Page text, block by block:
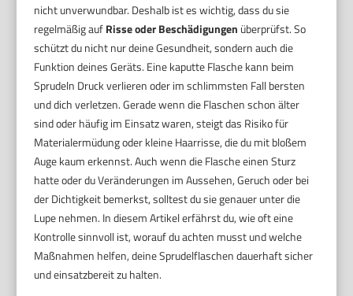
nicht unverwundbar. Deshalb ist es wichtig, dass du sie
regelmäßig aufRisse oder Beschädigungen überprüfst. So
schützt du nicht nur deine Gesundheit, sondern auch die
Funktion deines Geräts. Eine kaputte Flasche kann beim
Sprudeln Druck verlieren oder im schlimmsten Fall bersten
und dich verletzen. Gerade wenn die Flaschen schon älter
sind oder häufig im Einsatz waren, steigt das Risiko für
Materialermüdung oder kleine Haarrisse, die du mit bloßem
Auge kaum erkennst. Auch wenn die Flasche einen Sturz
hatte oder du Veränderungen im Aussehen, Geruch oder bei
der Dichtigkeit bemerkst, solltest du sie genauer unter die
Lupe nehmen. In diesem Artikel erfährst du, wie oft eine
Kontrolle sinnvoll ist, worauf du achten musst und welche
Maßnahmen helfen, deine Sprudelflaschen dauerhaft sicher
und einsatzbereit zu halten.